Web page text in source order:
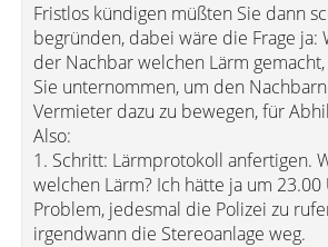
Fristlos kündigen müßten Sie dann
begründen, dabei wäre die Frage ja:
der Nachbar welchen Lärm
Sie unternommen, um den
Vermieter dazu zu bewegen, für
Also:
1. Schritt: Lärmprotokoll anfertigen.
welchen Lärm? Ich hätte ja um
Problem, jedesmal die Polizei zu
irgendwann die Stereoanlage weg.